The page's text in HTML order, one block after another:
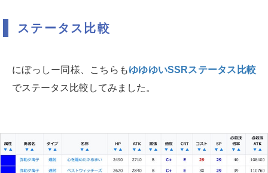
ステータス比較
にぼっしー同様、こちらもゆゆゆいSSRステータス比較
でステータス比較してみました。